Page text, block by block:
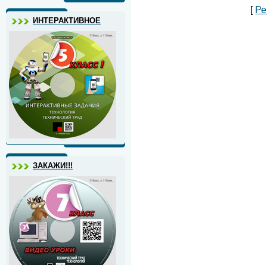
ИНТЕРАКТИВНОЕ
ЗАКАЖИ!!!
[